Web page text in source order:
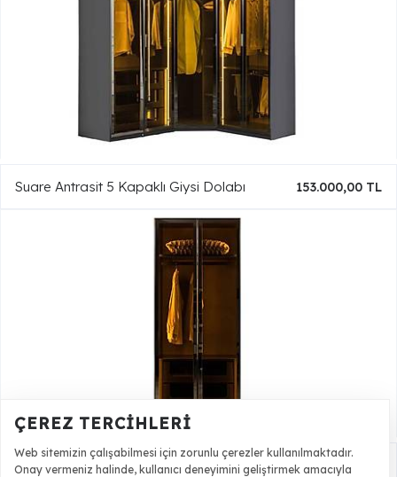
Suare Antrasit 5 Kapaklı Giysi Dolabı 153.000,00 TL
Suare Antrasit 90lık Çekmeceli Dolap 55.500,00 TL
ÇEREZ TERCIHLERI
Web sitemizin çalışabilmesi için zorunlu çerezler kullanılmaktadır.
Onay vermeniz halinde, kullanıcı deneyimini geliştirmek amacıyla